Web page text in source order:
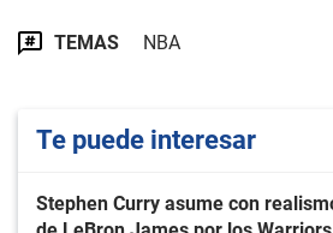
TEMAS NBA
Te puede interesar
Stephen Curry asume con